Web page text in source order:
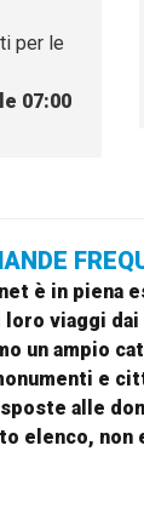
per le
07:00
è in piena
viaggi
un ampio
e
alle
elenco,